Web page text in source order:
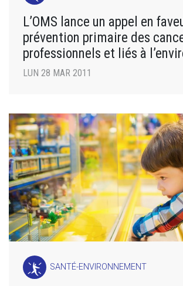
L’OMS lance un appel en
prévention primaire des
professionnels et liés à
LUN 28 MAR 2011
SANTÉ-ENVIRONNEMENT